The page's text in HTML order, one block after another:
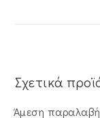
Σχετικά
Άμεση